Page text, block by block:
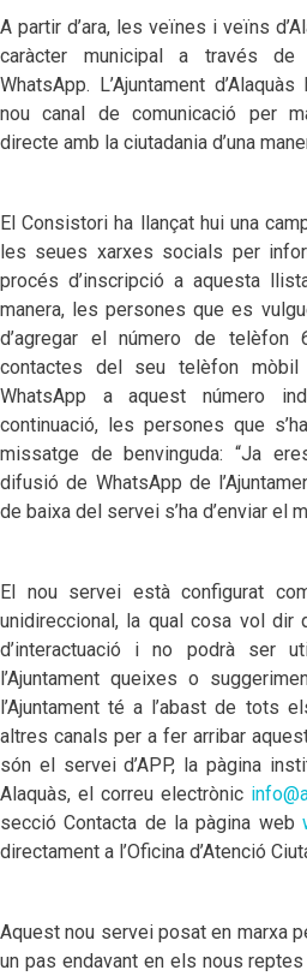
A partir d’ara, les veïnes i veïns
caràcter municipal a través
WhatsApp. L’Ajuntament
nou canal de comunicació per
directe amb la ciutadania d’una
El Consistori ha llançat hui una
les seues xarxes socials per
procés d’inscripció a aquesta
manera, les persones que es
d’agregar el número de telèfon
contactes del seu telèfon
WhatsApp a aquest número
continuació, les persones que
missatge de benvinguda: “Ja
difusió de WhatsApp de
de baixa del servei s’ha d’enviar el
El nou servei està configurat
unidireccional, la qual cosa vol dir
d’interactuació i no podrà ser
l’Ajuntament queixes o
l’Ajuntament té a l’abast de tots
altres canals per a fer arribar
són el servei d’APP, la pàgina
Alaquàs, el correu electrònic
secció Contacta de la pàgina web
directament a l’Oficina d’Atenció
Aquest nou servei posat en marxa
un pas endavant en els nous